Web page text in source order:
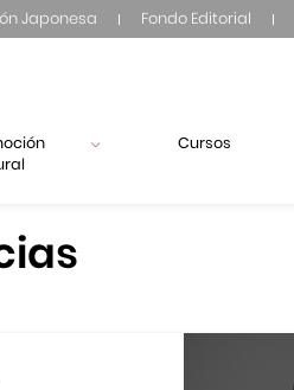
Japonesa Fondo Editorial
Cursos